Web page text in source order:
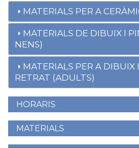
MATERIALS PER A
MATERIALS DE DIBUIX I
NENS)
MATERIALS PER A DIBUIX
RETRAT (ADULTS)
Menú
lateral
HORARIS
MATERIALS